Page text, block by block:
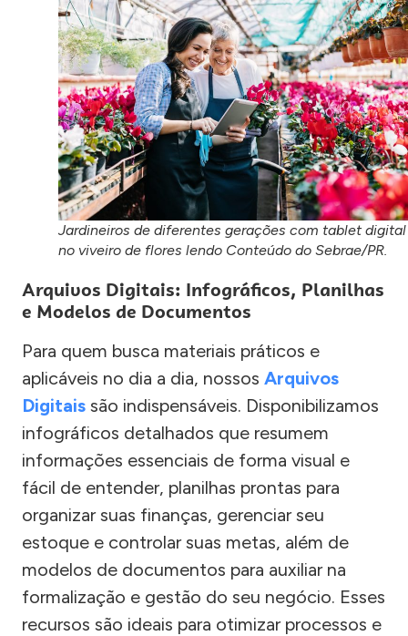
Jardineiros de diferentes gerações com tablet digital
no viveiro de flores lendo Conteúdo do Sebrae/PR.
Arquivos Digitais: Infográficos, Planilhas
e Modelos de Documentos
Para quem busca materiais práticos e
aplicáveis no dia a dia, nossos Arquivos
Digitais são indispensáveis. Disponibilizamos
infográficos detalhados que resumem
informações essenciais de forma visual e
fácil de entender, planilhas prontas para
organizar suas finanças, gerenciar seu
estoque e controlar suas metas, além de
modelos de documentos para auxiliar na
formalização e gestão do seu negócio. Esses
recursos são ideais para otimizar processos e